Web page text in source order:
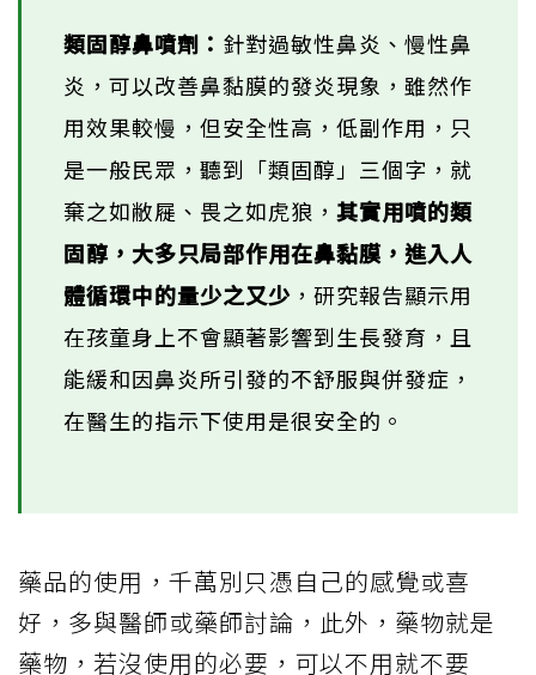
類固醇鼻噴劑： 針對過敏性鼻炎、慢性鼻
炎，可以改善鼻黏膜的發炎現象，雖然作
用效果較慢，但安全性高，低副作用，只
是一般民眾，聽到「類固醇」三個字，就
棄之如敝屣、畏之如虎狼， 其實用噴的類
固醇，大多只局部作用在鼻黏膜，進入人
體循環中的量少之又少 ，研究報告顯示用
在孩童身上不會顯著影響到生長發育，且
能緩和因鼻炎所引發的不舒服與併發症，
在醫生的指示下使用是很安全的。
藥品的使用，千萬別只憑自己的感覺或喜
好，多與醫師或藥師討論，此外，藥物就是
藥物，若沒使用的必要，可以不用就不要